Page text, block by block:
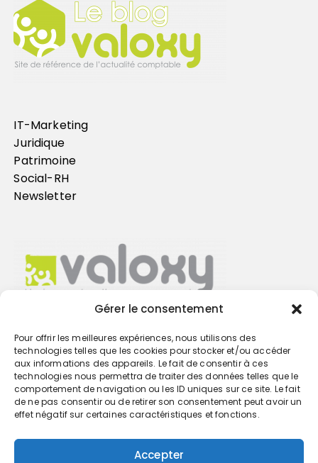
Gérer le consentement
Pour offrir les meilleures expériences, nous utilisons des
technologies telles que les cookies pour stocker et/ou accéder
aux informations des appareils. Le fait de consentir à ces
technologies nous permettra de traiter des données telles que le
comportement de navigation ou les ID uniques sur ce site. Le fait
de ne pas consentir ou de retirer son consentement peut avoir un
effet négatif sur certaines caractéristiques et fonctions.
Accepter
IT-Marketing
Juridique
Patrimoine
Social-RH
Newsletter
Trouvez votre cabinet
GO